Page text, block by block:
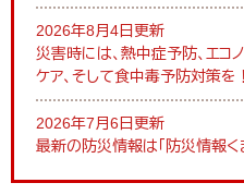
2026年8月4日更新
災害時には、熱中症予防、エコ
ケア、そして食中毒予防対策を！
2026年7月6日更新
最新の防災情報は「防災情報く